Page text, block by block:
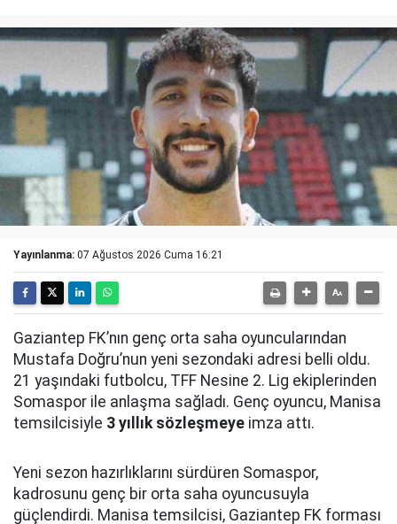
Yayınlanma: 07 Ağustos 2026 Cuma 16:21
Gaziantep FK’nın genç orta saha oyuncularından
Mustafa Doğru’nun yeni sezondaki adresi belli oldu.
21 yaşındaki futbolcu, TFF Nesine 2. Lig ekiplerinden
Somaspor ile anlaşma sağladı. Genç oyuncu, Manisa
temsilcisiyle 3 yıllık sözleşmeye imza attı.
Yeni sezon hazırlıklarını sürdüren Somaspor,
kadrosunu genç bir orta saha oyuncusuyla
güçlendirdi. Manisa temsilcisi, Gaziantep FK forması